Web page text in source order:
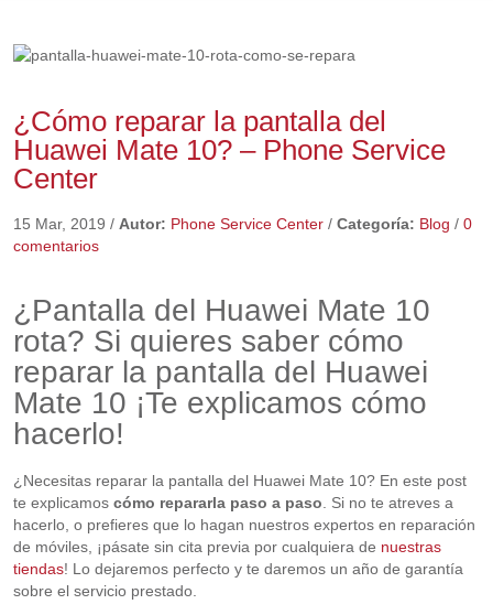
¿Cómo reparar la pantalla del
Huawei Mate 10? – Phone Service
Center
15 Mar, 2019 / Autor: Phone Service Center/ Categoría: Blog / 0
comentarios
¿Pantalla del Huawei Mate 10
rota? Si quieres saber cómo
reparar la pantalla del Huawei
Mate 10 ¡Te explicamos cómo
hacerlo!
¿Necesitas reparar la pantalla del Huawei Mate 10? En este post
te explicamos cómo repararla paso a paso. Si no te atreves a
hacerlo, o prefieres que lo hagan nuestros expertos en reparación
de móviles, ¡pásate sin cita previa por cualquiera de nuestras
tiendas! Lo dejaremos perfecto y te daremos un año de garantía
sobre el servicio prestado.